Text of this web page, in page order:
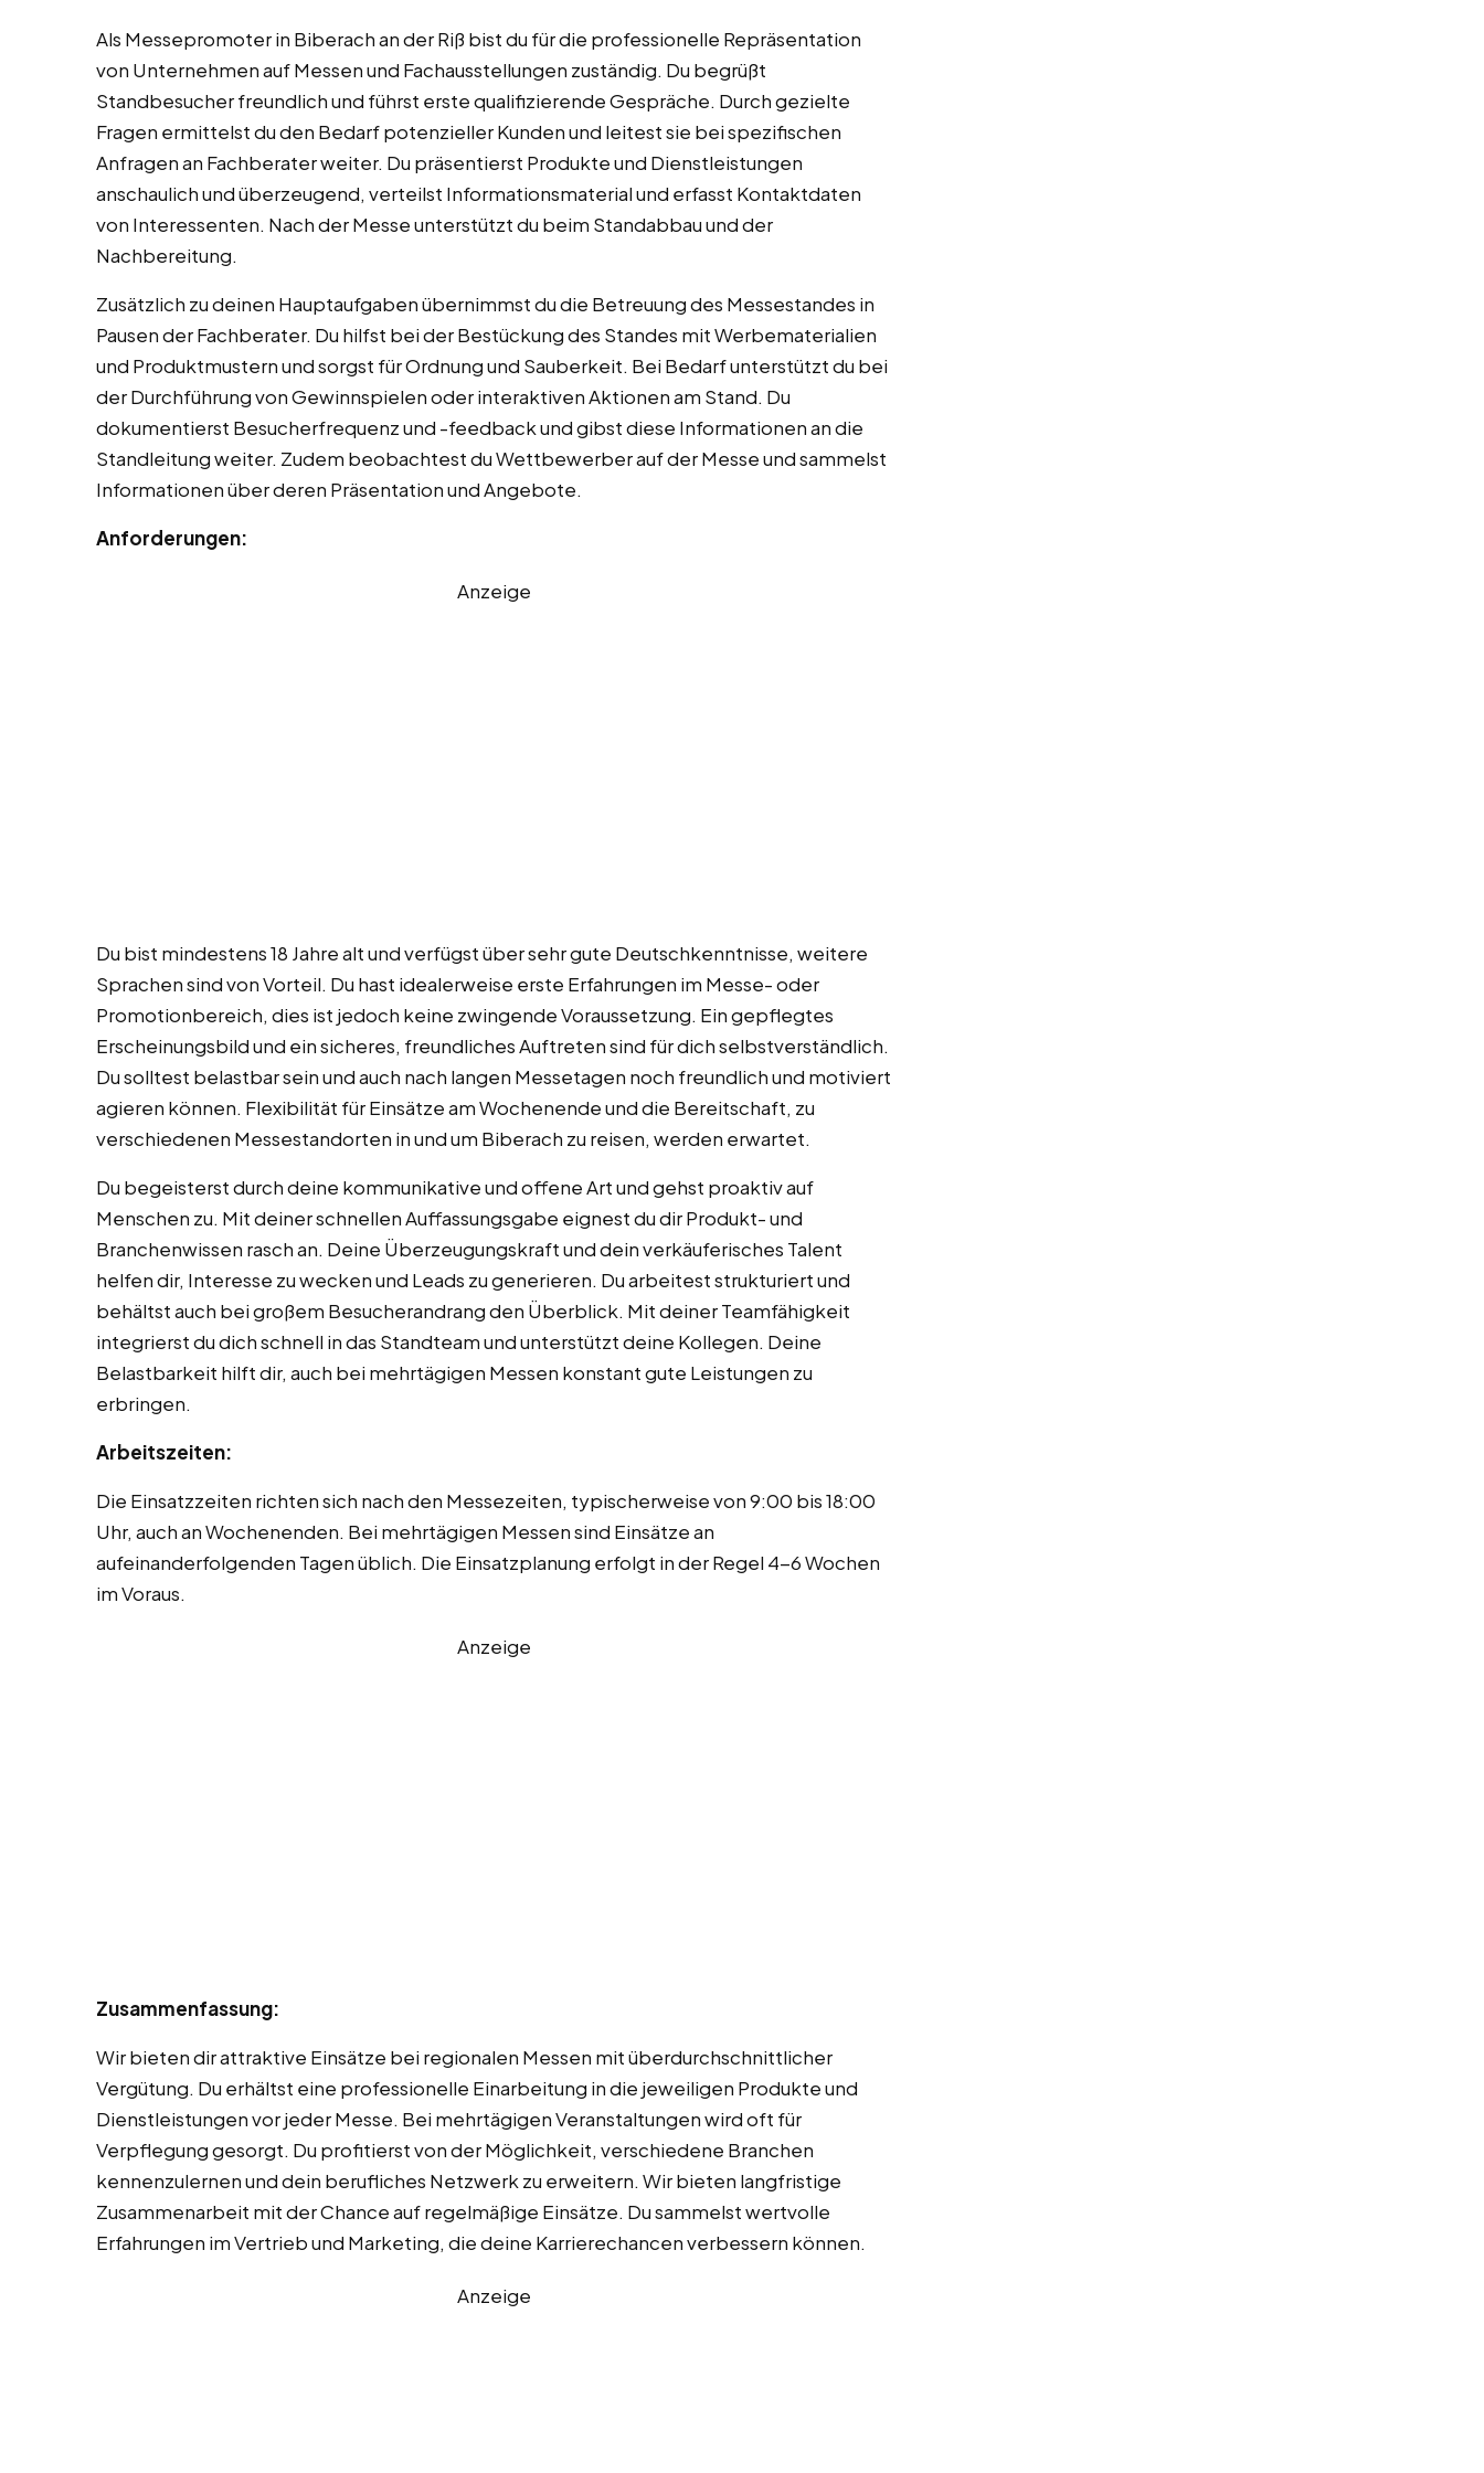
Als Messepromoter in Biberach an der Riß bist du für die professionelle Repräsentation
von Unternehmen auf Messen und Fachausstellungen zuständig. Du begrüßt
Standbesucher freundlich und führst erste qualifizierende Gespräche. Durch gezielte
Fragen ermittelst du den Bedarf potenzieller Kunden und leitest sie bei spezifischen
Anfragen an Fachberater weiter. Du präsentierst Produkte und Dienstleistungen
anschaulich und überzeugend, verteilst Informationsmaterial und erfasst Kontaktdaten
von Interessenten. Nach der Messe unterstützt du beim Standabbau und der
Nachbereitung.
Zusätzlich zu deinen Hauptaufgaben übernimmst du die Betreuung des Messestandes in
Pausen der Fachberater. Du hilfst bei der Bestückung des Standes mit Werbematerialien
und Produktmustern und sorgst für Ordnung und Sauberkeit. Bei Bedarf unterstützt du bei
der Durchführung von Gewinnspielen oder interaktiven Aktionen am Stand. Du
dokumentierst Besucherfrequenz und -feedback und gibst diese Informationen an die
Standleitung weiter. Zudem beobachtest du Wettbewerber auf der Messe und sammelst
Informationen über deren Präsentation und Angebote.
Anforderungen:
Anzeige
Du bist mindestens 18 Jahre alt und verfügst über sehr gute Deutschkenntnisse, weitere
Sprachen sind von Vorteil. Du hast idealerweise erste Erfahrungen im Messe- oder
Promotionbereich, dies ist jedoch keine zwingende Voraussetzung. Ein gepflegtes
Erscheinungsbild und ein sicheres, freundliches Auftreten sind für dich selbstverständlich.
Du solltest belastbar sein und auch nach langen Messetagen noch freundlich und motiviert
agieren können. Flexibilität für Einsätze am Wochenende und die Bereitschaft, zu
verschiedenen Messestandorten in und um Biberach zu reisen, werden erwartet.
Du begeisterst durch deine kommunikative und offene Art und gehst proaktiv auf
Menschen zu. Mit deiner schnellen Auffassungsgabe eignest du dir Produkt- und
Branchenwissen rasch an. Deine Überzeugungskraft und dein verkäuferisches Talent
helfen dir, Interesse zu wecken und Leads zu generieren. Du arbeitest strukturiert und
behältst auch bei großem Besucherandrang den Überblick. Mit deiner Teamfähigkeit
integrierst du dich schnell in das Standteam und unterstützt deine Kollegen. Deine
Belastbarkeit hilft dir, auch bei mehrtägigen Messen konstant gute Leistungen zu
erbringen.
Arbeitszeiten:
Die Einsatzzeiten richten sich nach den Messezeiten, typischerweise von 9:00 bis 18:00
Uhr, auch an Wochenenden. Bei mehrtägigen Messen sind Einsätze an
aufeinanderfolgenden Tagen üblich. Die Einsatzplanung erfolgt in der Regel 4-6 Wochen
im Voraus.
Anzeige
Zusammenfassung:
Wir bieten dir attraktive Einsätze bei regionalen Messen mit überdurchschnittlicher
Vergütung. Du erhältst eine professionelle Einarbeitung in die jeweiligen Produkte und
Dienstleistungen vor jeder Messe. Bei mehrtägigen Veranstaltungen wird oft für
Verpflegung gesorgt. Du profitierst von der Möglichkeit, verschiedene Branchen
kennenzulernen und dein berufliches Netzwerk zu erweitern. Wir bieten langfristige
Zusammenarbeit mit der Chance auf regelmäßige Einsätze. Du sammelst wertvolle
Erfahrungen im Vertrieb und Marketing, die deine Karrierechancen verbessern können.
Anzeige